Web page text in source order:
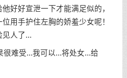
好好宣泄一下才能满足似的，
用手护住左胸的娇羞少女呢！
见人了...
难受...我可以...将处女...给